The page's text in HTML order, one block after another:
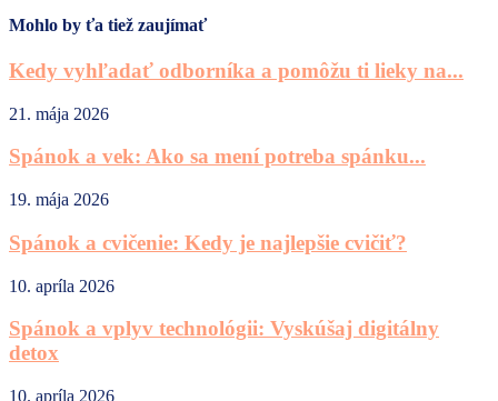
Mohlo by ťa tiež zaujímať
Kedy vyhľadať odborníka a pomôžu ti lieky na...
21. mája 2026
Spánok a vek: Ako sa mení potreba spánku...
19. mája 2026
Spánok a cvičenie: Kedy je najlepšie cvičiť?
10. apríla 2026
Spánok a vplyv technológii: Vyskúšaj digitálny
detox
10. apríla 2026